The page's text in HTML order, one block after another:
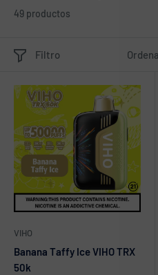
49 productos
Filtro
VIHO
Banana Taffy Ice VIHO TRX
50k